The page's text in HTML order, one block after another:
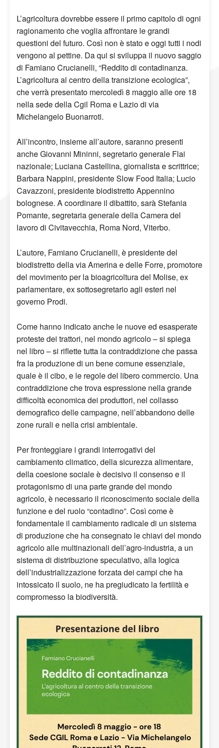
L’agricoltura dovrebbe essere il primo capitolo di ogni
ragionamento che voglia affrontare le grandi
questioni del futuro. Così non è stato e oggi tutti i nodi
vengono al pettine. Da qui si sviluppa il nuovo saggio
di Famiano Crucianelli, “Reddito di contadinanza.
L’agricoltura al centro della transizione ecologica”,
che verrà presentato mercoledì 8 maggio alle ore 18
nella sede della Cgil Roma e Lazio di via
Michelangelo Buonarroti.
All’incontro, insieme all’autore, saranno presenti
anche Giovanni Mininni, segretario generale Flai
nazionale; Luciana Castellina, giornalista e scrittrice;
Barbara Nappini, presidente Slow Food Italia; Lucio
Cavazzoni, presidente biodistretto Appennino
bolognese. A coordinare il dibattito, sarà Stefania
Pomante, segretaria generale della Camera del
lavoro di Civitavecchia, Roma Nord, Viterbo.
L’autore, Famiano Crucianelli, è presidente del
biodistretto della via Amerina e delle Forre, promotore
del movimento per la bioagricoltura del Molise, ex
parlamentare, ex sottosegretario agli esteri nel
governo Prodi.
Come hanno indicato anche le nuove ed esasperate
proteste dei trattori, nel mondo agricolo – si spiega
nel libro – si riflette tutta la contraddizione che passa
fra la produzione di un bene comune essenziale,
quale è il cibo, e le regole del libero commercio. Una
contraddizione che trova espressione nella grande
difficoltà economica dei produttori, nel collasso
demografico delle campagne, nell’abbandono delle
zone rurali e nella crisi ambientale.
Per fronteggiare i grandi interrogativi del
cambiamento climatico, della sicurezza alimentare,
della coesione sociale è decisivo il consenso e il
protagonismo di una parte grande del mondo
agricolo, è necessario il riconoscimento sociale della
funzione e del ruolo “contadino”. Così come è
fondamentale il cambiamento radicale di un sistema
di produzione che ha consegnato le chiavi del mondo
agricolo alle multinazionali dell’agro-industria, a un
sistema di distribuzione speculativo, alla logica
dell’industrializzazione forzata dei campi che ha
intossicato il suolo, ne ha pregiudicato la fertilità e
compromesso la biodiversità.